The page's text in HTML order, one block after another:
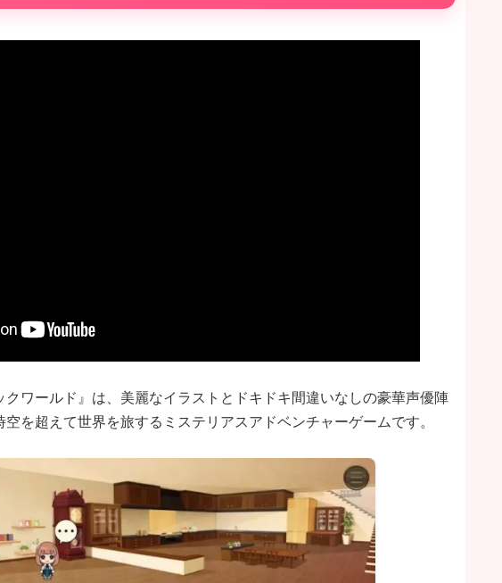
クワールド』は、美麗なイラストとドキドキ間違いなしの豪華声優陣
を超えて世界を旅するミステリアスアドベンチャーゲームです。